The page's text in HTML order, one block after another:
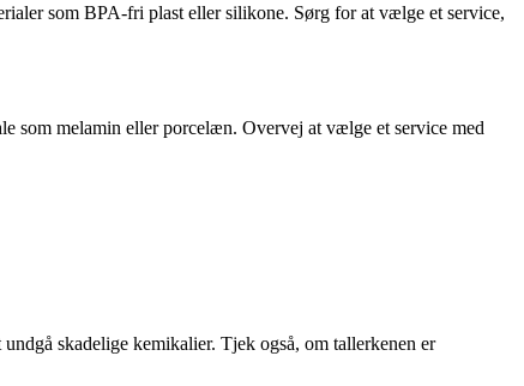
som BPA-fri plast eller silikone. Sørg for at vælge et service,
som melamin eller porcelæn. Overvej at vælge et service med
skadelige kemikalier. Tjek også, om tallerkenen er